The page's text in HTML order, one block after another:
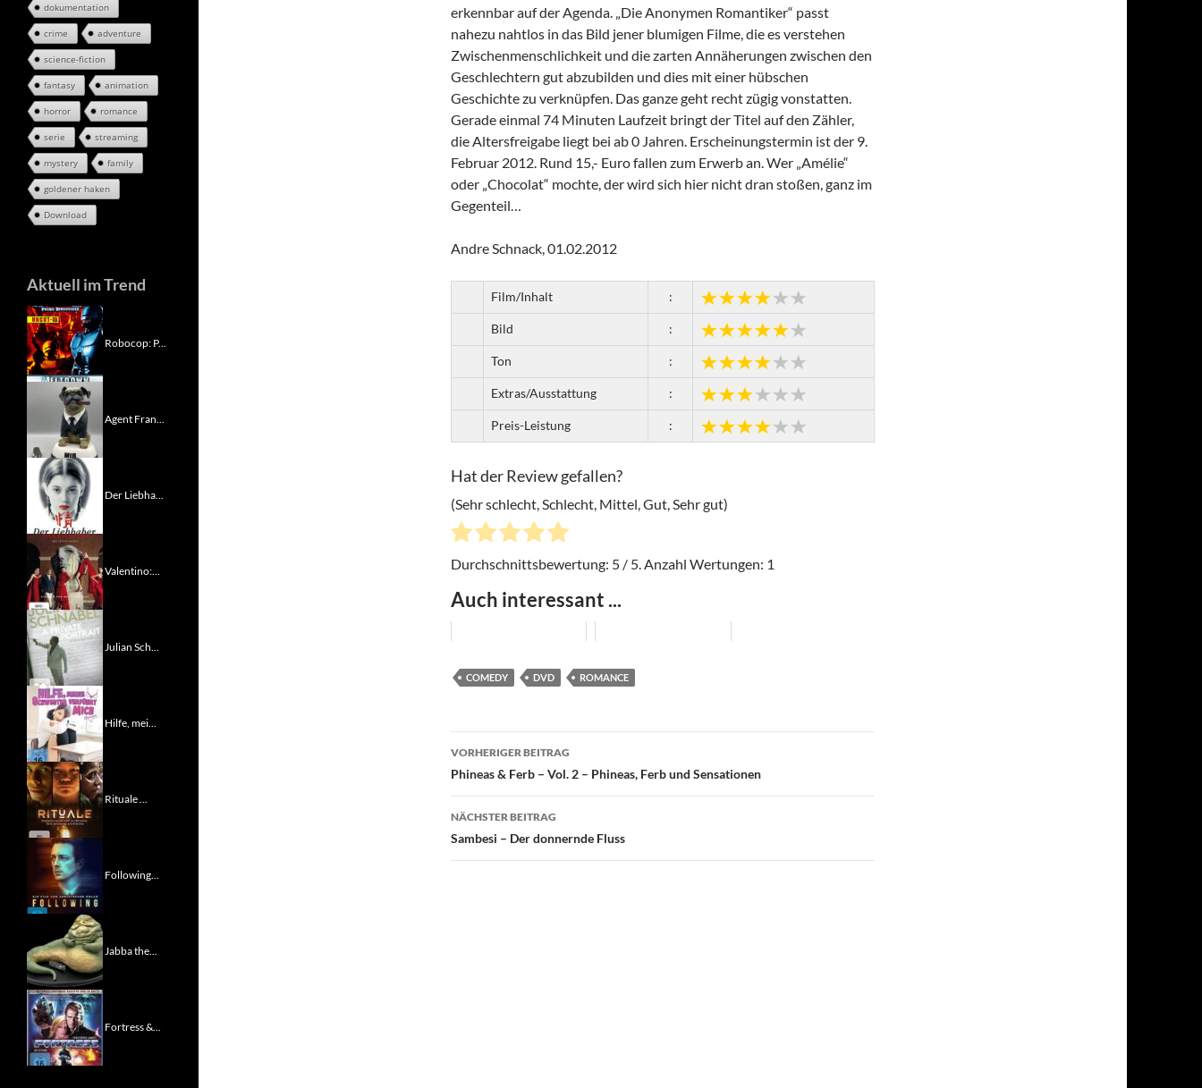
erkennbar auf der Agenda. „Die Anonymen Romantiker“ passt
nahezu nahtlos in das Bild jener blumigen Filme, die es verstehen
Zwischenmenschlichkeit und die zarten Annäherungen zwischen den
Geschlechtern gut abzubilden und dies mit einer hübschen
Geschichte zu verknüpfen. Das ganze geht recht zügig vonstatten.
Gerade einmal 74 Minuten Laufzeit bringt der Titel auf den Zähler,
die Altersfreigabe liegt bei ab 0 Jahren. Erscheinungstermin ist der 9.
Februar 2012. Rund 15,- Euro fallen zum Erwerb an. Wer „Amélie“
oder „Chocolat“ mochte, der wird sich hier nicht dran stoßen, ganz im
Gegenteil…
Andre Schnack, 01.02.2012
Film/Inhalt :
Bild :
Ton :
Extras/Ausstattung :
Preis-Leistung :
Hat der Review gefallen?
(Sehr schlecht, Schlecht, Mittel, Gut, Sehr gut)
Durchschnittsbewertung: 5 / 5. Anzahl Wertungen: 1
Auch interessant ...
COMEDY DVD ROMANCE
Beitragsnavigation
VORHERIGER BEITRAG
Phineas & Ferb – Vol. 2 – Phineas, Ferb und Sensationen
NÄCHSTER BEITRAG
Sambesi – Der donnernde Fluss
dokumentation
crime adventure
science-fiction
fantasy animation
horror romance
serie streaming
mystery family
goldener haken
Download
Aktuell im Trend
Robocop: P...
Agent Fran...
Der Liebha...
Valentino:...
Julian Sch...
Hilfe, mei...
Rituale ...
Following...
Jabba the...
Fortress &...